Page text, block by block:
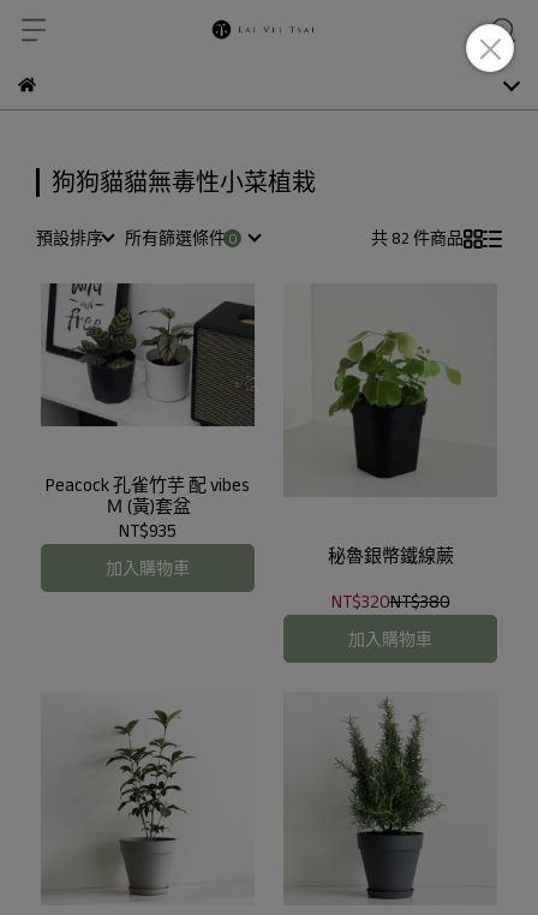
狗狗貓貓無毒性小菜植栽
預設排序 所有篩選條件 共 82 件商品
Peacock 孔雀竹芋 配 vibes
Ｍ (黃)套盆
NT$935
加入購物車
秘魯銀幣鐵線蕨
NT$320NT$380
加入購物車